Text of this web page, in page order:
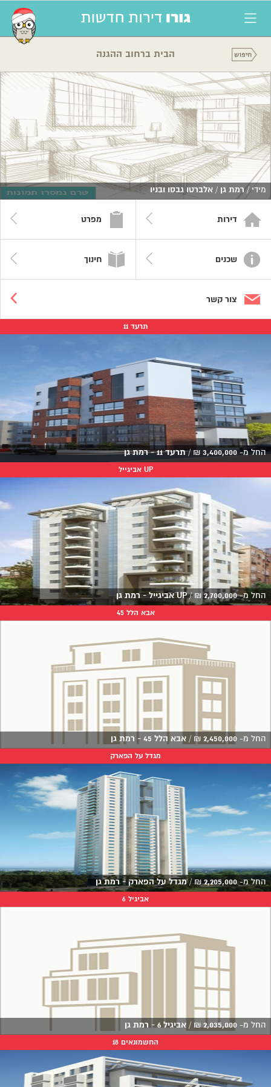
הבית ברחוב ההגנה
מידי /רמת גן / אלברטו גבסו ובניו
דירות מפרט
שכנים חינוך
צור קשר
תרעד 11
החל מ- 3,400,000
₪
/תרעד 11 - רמת גן
UP אביגייל
החל מ-2,700,000
₪
/UP אביגייל - רמת גן
אבא הלל 45
החל מ- 2,450,000
₪
/ אבא הלל 45 - רמת גן
מגדל על הפארק
החל מ-2,205,000
₪
/מגדל על הפארק - רמת גן
אביגיל 6
החל מ- 2,035,000
₪
/ אביגיל 6 - רמת גן
החשמונאים 18